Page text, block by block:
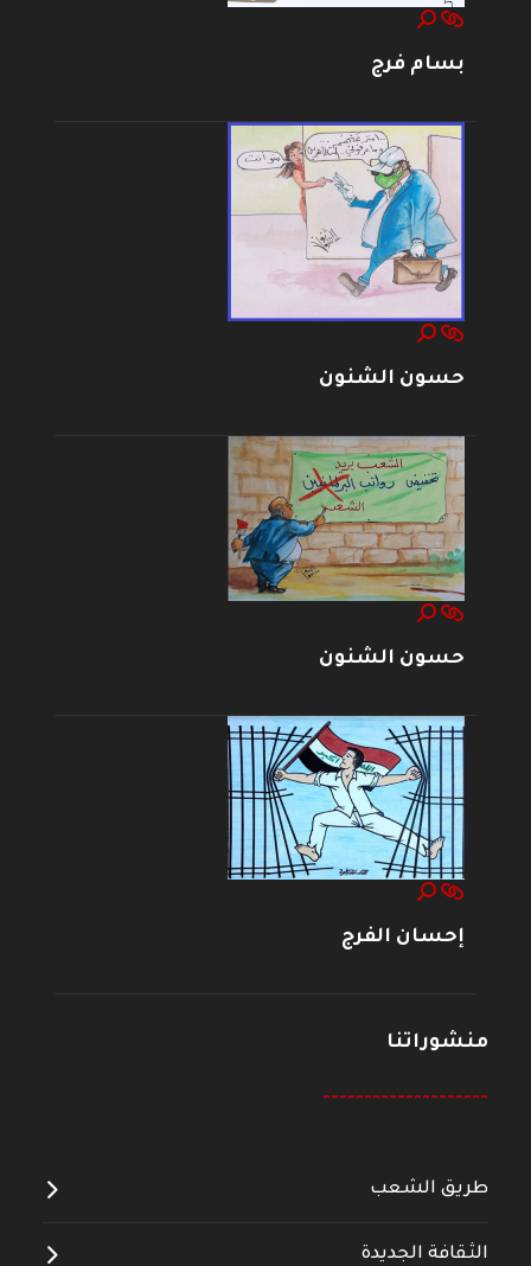
بسام فرج
حسون الشنون
حسون الشنون
إحسان الفرج
منشوراتنا
--------------------
طريق الشعب
الثقافة الجديدة